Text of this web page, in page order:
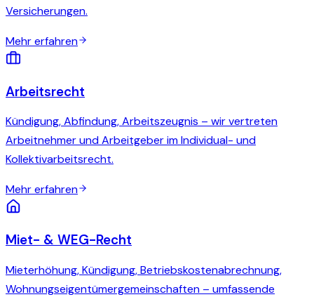
Versicherungen.
Mehr erfahren
Arbeitsrecht
Kündigung, Abfindung, Arbeitszeugnis – wir vertreten
Arbeitnehmer und Arbeitgeber im Individual- und
Kollektivarbeitsrecht.
Mehr erfahren
Miet- & WEG-Recht
Mieterhöhung, Kündigung, Betriebskostenabrechnung,
Wohnungseigentümergemeinschaften – umfassende